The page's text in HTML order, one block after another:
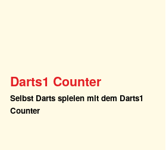
Darts1 Counter
Selbst Darts spielen mit dem Darts1
Counter